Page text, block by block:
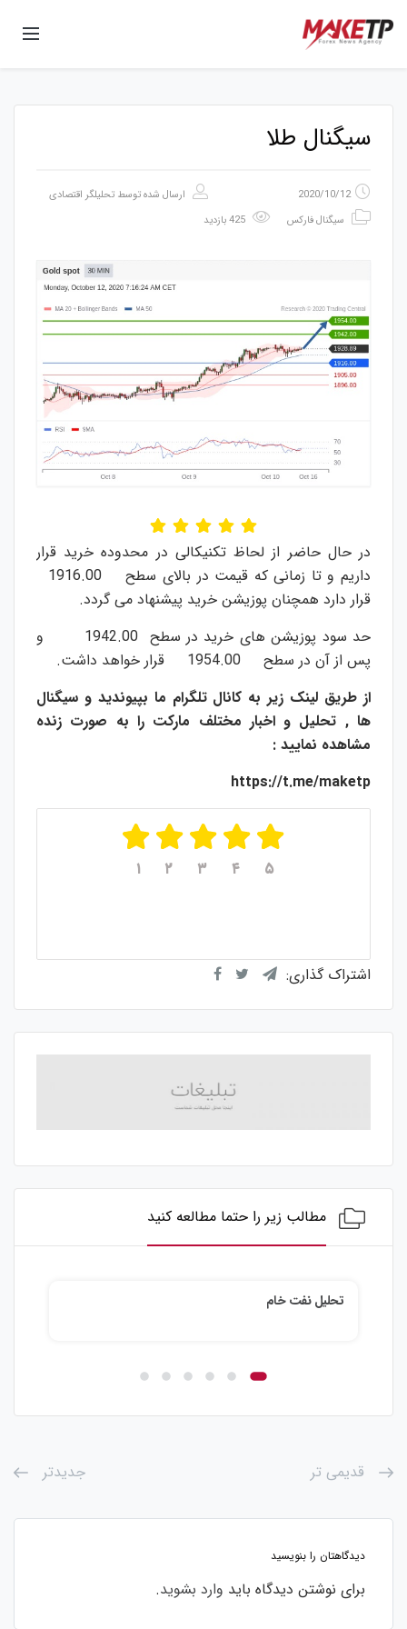
سیگنال طلا
2020/10/12 ارسال شده توسط تحلیلگر اقتصادی
سیگنال فارکس
در حال حاضر از لحاظ تکنیکالی در محدوده خرید قرار
قرار دارد همچنان پوزیشن خرید پیشنهاد می گردد.
حد سود پوزیشن های خرید در سطح 1942.00 و
پس از آن در سطح 1954.00 قرار خواهد داشت.
از طریق لینک زیر به کانال تلگرام ما بپیوندید و سیگنال
ها , تحلیل و اخبار مختلف مارکت را به صورت زنده
مشاهده نمایید :
https://t.me/maketp
۱ ۲ ۳ ۴ ۵
اشتراک گذاری:
مطالب زیر را حتما مطالعه کنید
تحلیل نقره
قدیمی تر جدیدتر
دیدگاهتان را بنویسید
برای نوشتن دیدگاه باید وارد بشوید.